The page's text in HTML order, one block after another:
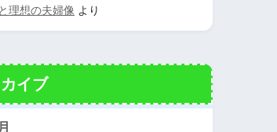
理想の夫婦像 より
イブ